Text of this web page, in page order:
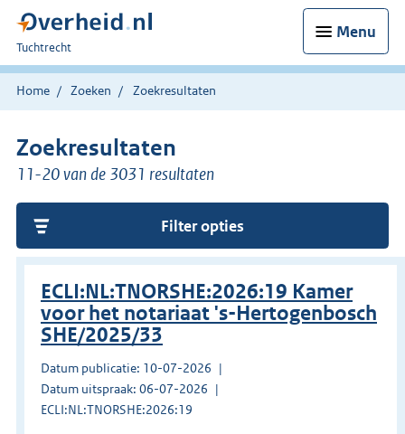
Menu
U
bent
hier:
Tuchtrecht
Home Zoeken Zoekresultaten
Zoekresultaten
11-20 van de 3031 resultaten
Filter opties
ECLI:NL:TNORSHE:2026:19 Kamer
voor het notariaat 's-Hertogenbosch
SHE/2025/33
Datum publicatie: 10-07-2026
Datum uitspraak: 06-07-2026
ECLI:NL:TNORSHE:2026:19